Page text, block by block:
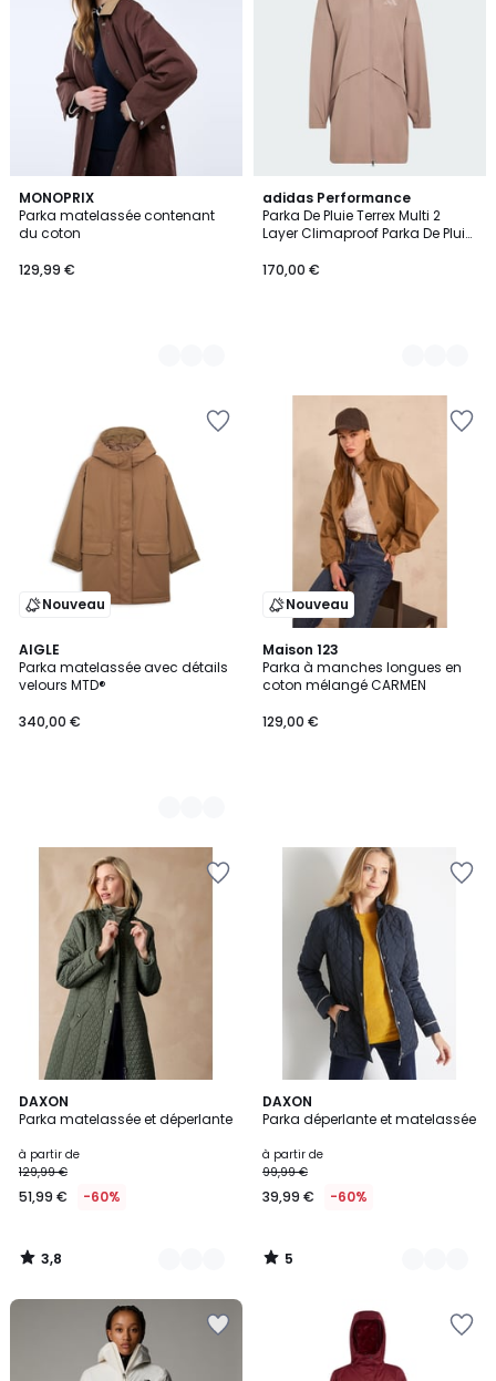
MONOPRIX
Parka matelassée contenant
du coton
129,99 €
2
Couleurs
adidas Performance
Parka De Pluie Terrex Multi 2
Layer Climaproof Parka De Pluie
170,00 €
2
Couleurs
Nouveau
AIGLE
Parka matelassée avec détails
velours MTD®
340,00 €
2
Couleurs
Nouveau
Maison 123
Parka à manches longues en
coton mélangé CARMEN
129,00 €
DAXON
Parka matelassée et déperlante
à partir de
129,99 €
51,99 € -60%
3,8
/ 5
3
Couleurs
3,8
/
DAXON
Parka déperlante et matelassée
à partir de
99,99 €
39,99 € -60%
5
/
6
Couleurs
5
/